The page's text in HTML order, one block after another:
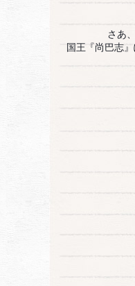
さあ
国王『尚巴志